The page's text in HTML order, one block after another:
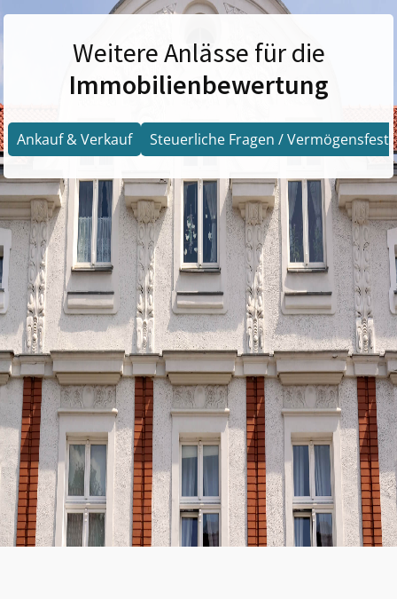
Weitere Anlässe für die
Immobilienbewertung
Ankauf & Verkauf Steuerliche Fragen /